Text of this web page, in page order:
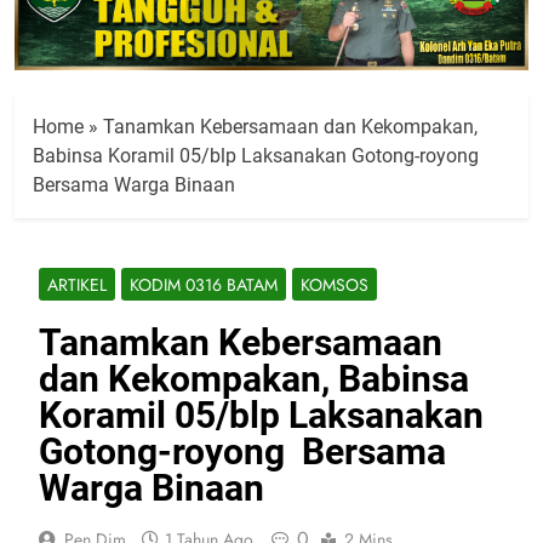
Home » Tanamkan Kebersamaan dan Kekompakan,
Babinsa Koramil 05/blp Laksanakan Gotong-royong
Bersama Warga Binaan
ARTIKEL KODIM 0316 BATAM KOMSOS
Tanamkan Kebersamaan
dan Kekompakan, Babinsa
Koramil 05/blp Laksanakan
Gotong-royong Bersama
Warga Binaan